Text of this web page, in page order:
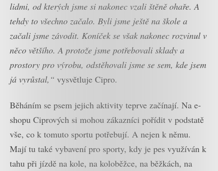
lidmi, od kterých jsme si nakonec vzali štěně ohaře. A
tehdy to všechno začalo. Byli jsme ještě na škole a
začali jsme závodit. Koníček se však nakonec rozvinul v
něco většího. A protože jsme potřebovali sklady a
prostory pro výrobu, odstěhovali jsme se sem, kde jsem
já vyrůstal,“ vysvětluje Cipro.
Běháním se psem jejich aktivity teprve začínají. Na e-
shopu Ciprových si mohou zákazníci pořídit v podstatě
vše, co k tomuto sportu potřebují. A nejen k němu.
Mají tu také vybavení pro sporty, kdy je pes využíván k
tahu při jízdě na kole, na koloběžce, na běžkách, na